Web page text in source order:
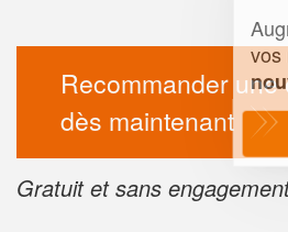
Recommander une
dès maintenant
Gratuit et sans
Augmentez
vosmarges
nouveaux
En